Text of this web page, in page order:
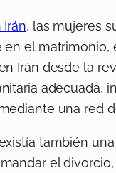
Irán, las mujeres
el matrimonio,
Irán desde la
adecuada,
una red
también
el